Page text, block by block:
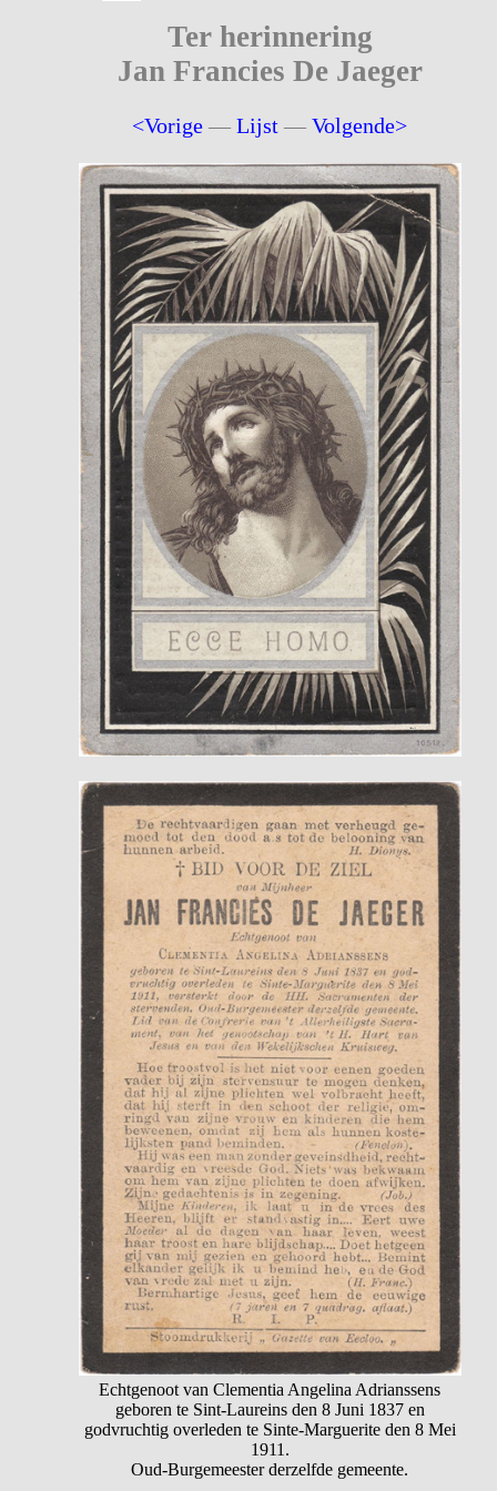
Ter herinnering
Jan Francies De Jaeger
<Vorige —Lijst —Volgende>
Echtgenoot van Clementia Angelina Adrianssens
geboren te Sint-Laureins den 8 Juni 1837 en
godvruchtig overleden te Sinte-Marguerite den 8 Mei
1911.
Oud-Burgemeester derzelfde gemeente.